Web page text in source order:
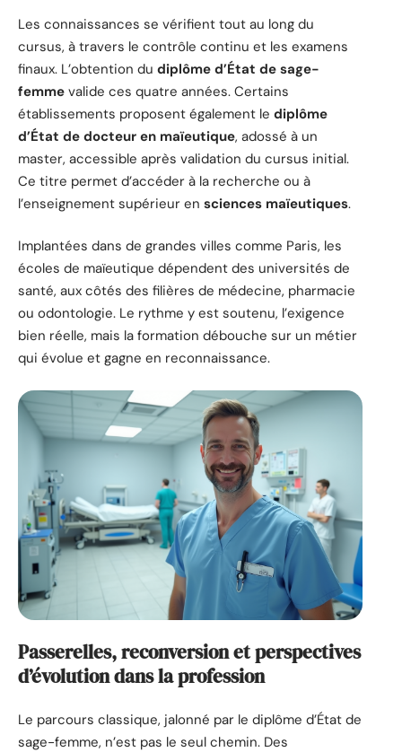
Les connaissances se vérifient tout au long du
cursus, à travers le contrôle continu et les examens
finaux. L’obtention du diplôme d’État de sage-
femme valide ces quatre années. Certains
établissements proposent également le diplôme
d’État de docteur en maïeutique, adossé à un
master, accessible après validation du cursus initial.
Ce titre permet d’accéder à la recherche ou à
l’enseignement supérieur en sciences maïeutiques.
Implantées dans de grandes villes comme Paris, les
écoles de maïeutique dépendent des universités de
santé, aux côtés des filières de médecine, pharmacie
ou odontologie. Le rythme y est soutenu, l’exigence
bien réelle, mais la formation débouche sur un métier
qui évolue et gagne en reconnaissance.
Passerelles, reconversion et perspectives
d’évolution dans la profession
Le parcours classique, jalonné par le diplôme d’État de
sage-femme, n’est pas le seul chemin. Des